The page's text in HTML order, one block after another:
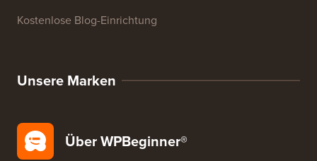
Kostenlose Blog-Einrichtung
Unsere Marken
Über WPBeginner®